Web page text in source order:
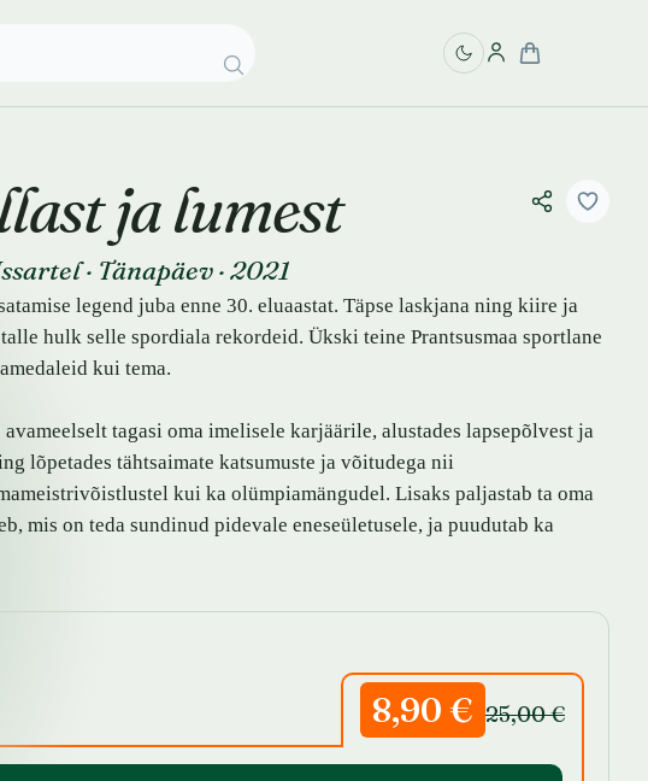
ja lumest
· Tänapäev·2021
legend juba enne 30. eluaastat. Täpse laskjana ning kiire ja
hulk selle spordiala rekordeid. Ükski teine Prantsusmaa sportlane
kui tema.
avameelselt tagasi oma imelisele karjäärile, alustades lapsepõlvest ja
lõpetades tähtsaimate katsumuste ja võitudega nii
kui ka olümpiamängudel. Lisaks paljastab ta oma
mis on teda sundinud pidevale eneseületusele, ja puudutab ka
8,90 € 25,00 €